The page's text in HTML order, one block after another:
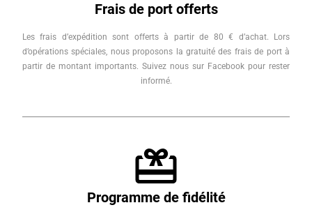
Frais de port offerts
Les frais d’expédition sont offerts à partir de 80 € d’achat. Lors
d’opérations spéciales, nous proposons la gratuité des frais de port à
partir de montant importants. Suivez nous sur Facebook pour rester
informé.
Programme de fidélité